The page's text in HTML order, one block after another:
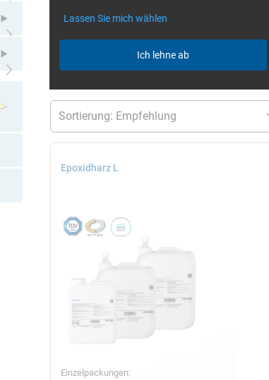
Untermenü öffnen
Untermenü öffnen
Untermenü öffnen
Epoxidharz L
Einzelpackungen:
Lassen Sie mich wählen
Ich lehne ab